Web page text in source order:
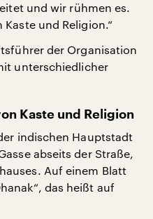
und wir rühmen es.
und Religion.“
der Organisation
unterschiedlicher
Kaste und Religion
indischen Hauptstadt
abseits der Straße,
Auf einem Blatt
das heißt auf